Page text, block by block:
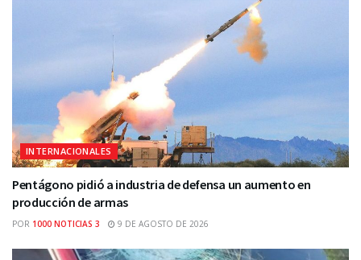
INTERNACIONALES
Pentágono pidió a industria de defensa un aumento en
producción de armas
POR 1000 NOTICIAS 3 9 DE AGOSTO DE 2026